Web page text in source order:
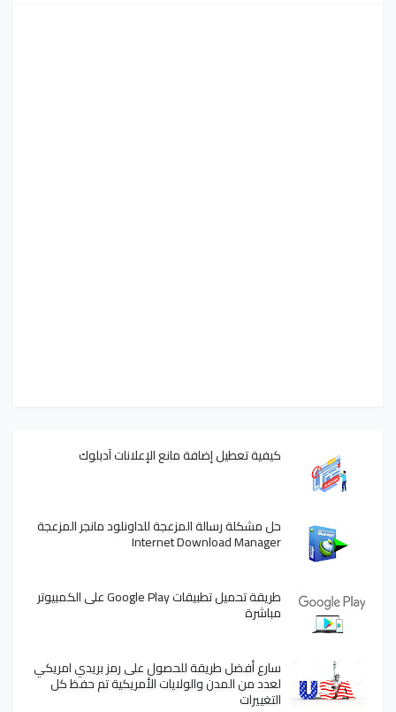
كيفية تعطيل إضافة مانع الإعلانات آدبلوك
حل مشكلة رسالة المزعجة للداونلود مانجر المزعجة
Internet Download Manager
طريقة تحميل تطبيقات Google Play على الكمبيوتر
مباشرة
سارع أفضل طريقة للحصول على رمز بريدي امريكي
لعدد من المدن والولايات الأمريكية تم حفظ كل
التغييرات